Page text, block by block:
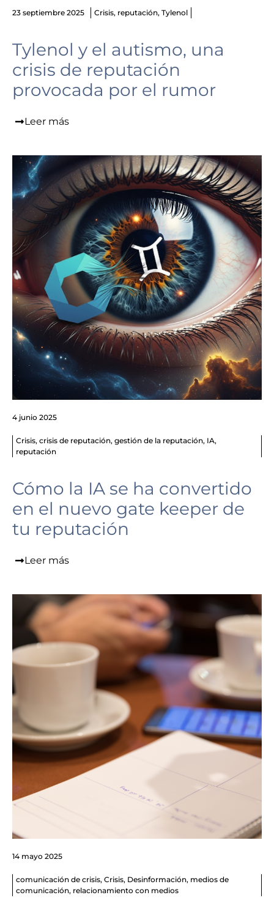
23 septiembre 2025 Crisis, reputación, Tylenol
Tylenol y el autismo, una
crisis de reputación
provocada por el rumor
Leer más
4 junio 2025
Crisis, crisis de reputación, gestión de la reputación, IA,
reputación
Cómo la IA se ha convertido
en el nuevo gate keeper de
tu reputación
Leer más
14 mayo 2025
comunicación de crisis, Crisis, Desinformación, medios de
comunicación, relacionamiento con medios